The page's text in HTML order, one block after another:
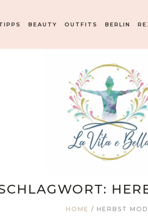
BEAUTY OUTFITS BERLIN
HOME / HERBST